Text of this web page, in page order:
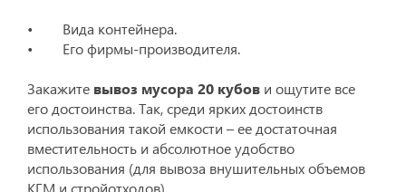
• Вида контейнера.
• Его фирмы-производителя.
Закажите вывоз мусора 20 кубов и ощутите все
его достоинства. Так, среди ярких достоинств
использования такой емкости – ее достаточная
вместительность и абсолютное удобство
использования (для вывоза внушительных объемов